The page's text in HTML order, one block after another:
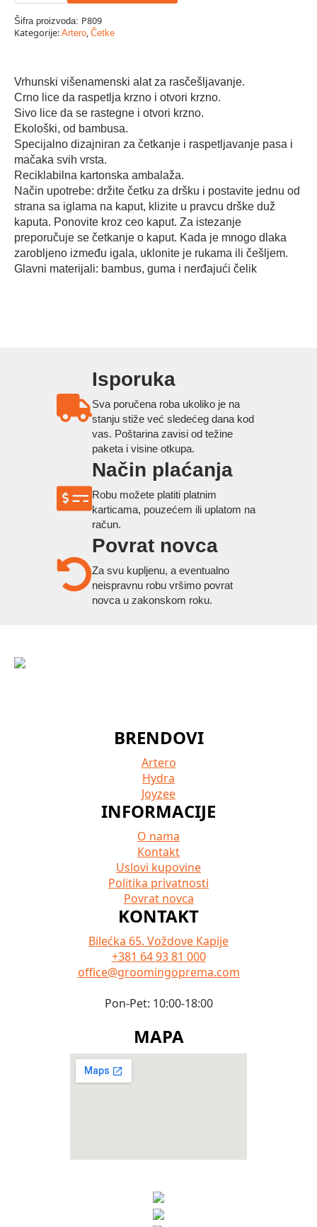
dupla
četka
L
količina
Šifra proizvoda: P809
Kategorije: Artero, Četke
Vrhunski višenamenski alat za rasčešljavanje.
Crno lice da raspetlja krzno i otvori krzno.
Sivo lice da se rastegne i otvori krzno.
Ekološki, od bambusa.
Specijalno dizajniran za četkanje i raspetljavanje pasa i
mačaka svih vrsta.
Reciklabilna kartonska ambalaža.
Način upotrebe: držite četku za dršku i postavite jednu od
strana sa iglama na kaput, klizite u pravcu drške duž
kaputa. Ponovite kroz ceo kaput. Za istezanje
preporučuje se četkanje o kaput. Kada je mnogo dlaka
zarobljeno između igala, uklonite je rukama ili češljem.
Glavni materijali: bambus, guma i nerđajući čelik
Isporuka
Sva poručena roba ukoliko je na
stanju stiže već sledećeg dana kod
vas. Poštarina zavisi od težine
paketa i visine otkupa.
Način plaćanja
Robu možete platiti platnim
karticama, pouzećem ili uplatom na
račun.
Povrat novca
Za svu kupljenu, a eventualno
neispravnu robu vršimo povrat
novca u zakonskom roku.
BRENDOVI
Artero
Hydra
Joyzee
INFORMACIJE
O nama
Kontakt
Uslovi kupovine
Politika privatnosti
Povrat novca
KONTAKT
Bilećka 65. Voždove Kapije
+381 64 93 81 000
office@groomingoprema.com
Pon-Pet: 10:00-18:00
MAPA